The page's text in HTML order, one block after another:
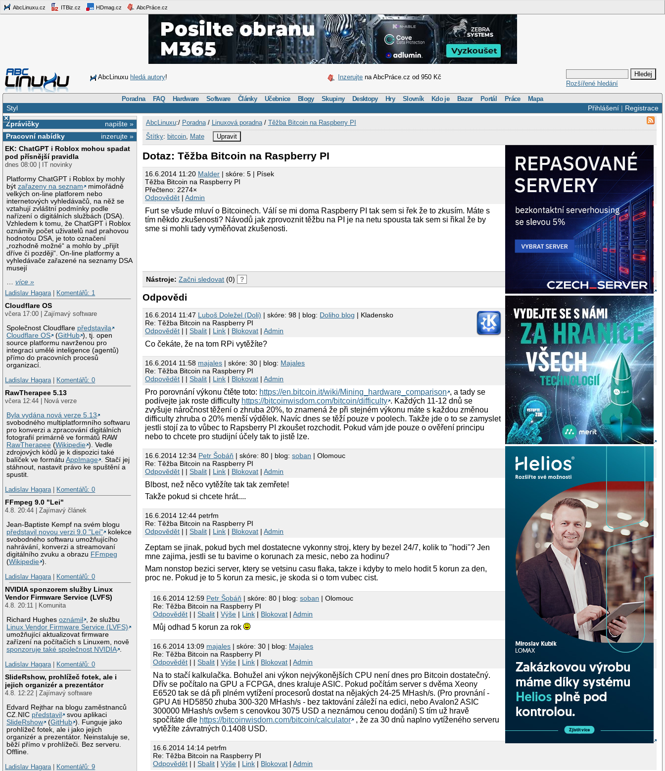
AbcLinuxu.cz ITBiz.cz HDmag.cz AbcPráce.cz
AbcLinuxu hledá autory! Inzerujte na AbcPráce.cz od 950 Kč
Rozšířené hledání
Poradna FAQ Hardware Software Články Učebnice Blogy Skupiny Desktopy Hry Slovník Kdo je Bazar Portál Práce Mapa
Přihlášení| Registrace
Styl
×
napište »
Zprávičky
inzerujte »
Pracovní nabídky
EK: ChatGPT i Roblox mohou spadat
pod přísnější pravidla
dnes 08:00 | IT novinky
Platformy ChatGPT i Roblox by mohly
býtzařazeny na seznam
mimořádně
velkých on-line platforem nebo
internetových vyhledávačů, na něž se
vztahují zvláštní podmínky podle
nařízení o digitálních službách (DSA).
Vzhledem k tomu, že ChatGPT i Roblox
oznámily počet uživatelů nad prahovou
hodnotou DSA, je toto označení
„rozhodně možné“ a mohlo by „přijít
dříve či později“. On-line platformy a
vyhledávače zařazené na seznamy DSA
musejí
…více »
Ladislav Hagara
Komentářů: 1
Cloudflare OS
včera 17:00 | Zajímavý software
Společnost Cloudflare představila
Cloudflare OS
(GitHub ), tj. open
source platformu navrženou pro
integraci umělé inteligence (agentů)
přímo do pracovních procesů
organizací.
Ladislav Hagara
Komentářů: 0
RawTherapee 5.13
včera 12:44 | Nová verze
Byla vydána nová verze 5.13
svobodného multiplatformního softwaru
pro konverzi a zpracování digitálních
fotografií primárně ve formátů RAW
RawTherapee (Wikipedie ). Vedle
zdrojových kódů je k dispozici také
balíček ve formátuAppImage . Stačí jej
stáhnout, nastavit právo ke spuštění a
spustit.
Ladislav Hagara
Komentářů: 0
FFmpeg 9.0 "Lei"
4.8. 20:44 | Zajímavý článek
Jean-Baptiste Kempf na svém blogu
představil novou verzi 9.0 "Lei"
kolekce
svobodného softwaru umožňujícího
nahrávání, konverzi a streamovaní
digitálního zvuku a obrazu FFmpeg
(Wikipedie ).
Ladislav Hagara
Komentářů: 0
NVIDIA sponzorem služby Linux
Vendor Firmware Service (LVFS)
4.8. 20:11 | Komunita
Richard Hughesoznámil
, že službu
Linux Vendor Firmware Service (LVFS)
umožňující aktualizovat firmware
zařízení na počítačích s Linuxem, nově
sponzoruje také společnost NVIDIA .
Ladislav Hagara | Komentářů: 0
SlideRshow, prohlížeč fotek, ale i
jejich organizér a prezentátor
4.8. 12:22 | Zajímavý software
Edvard Rejthar na blogu zaměstnanců
CZ.NIC představil
svou aplikaci
SlideRshow
(GitHub ). Funguje jako
prohlížeč fotek, ale i jako jejich
organizér a prezentátor. Neinstaluje se,
běží přímo v prohlížeči. Bez serveru.
Offline.
Ladislav Hagara | Komentářů: 9
AbcLinuxu:/ Poradna/ Linuxová poradna/ Těžba Bitcoin na Raspberry PI
Štítky: bitcoin, Mate Upravit
Dotaz: Těžba Bitcoin na Raspberry PI
16.6.2014 11:20 Malder | skóre: 5 | Písek
Těžba Bitcoin na Raspberry PI
Přečteno: 2274×
Odpovědět |Admin
Furt se všude mluví o Bitcoinech. Válí se mi doma Raspberry PI tak sem si řek že to zkusím. Máte s
tím někdo zkušenosti? Návodů jak zprovoznit těžbu na PI je na netu spousta tak sem si řikal že by
sme si mohli tady vyměňovat zkušenosti.
Nástroje: Začni sledovat (0) ?
Odpovědi
16.6.2014 11:47 Luboš Doležel (Doli) | skóre: 98 | blog: Doliho blog | Kladensko
Re: Těžba Bitcoin na Raspberry PI
Odpovědět | |Sbalit | Link | Blokovat |Admin
Co čekáte, že na tom RPi vytěžíte?
16.6.2014 11:58 majales | skóre: 30 | blog: Majales
Re: Těžba Bitcoin na Raspberry PI
Odpovědět | |Sbalit | Link | Blokovat |Admin
Pro porovnání výkonu čtěte toto: https://en.bitcoin.it/wiki/Mining_hardware_comparison , a tady se
podívejte jak roste difficulty https://bitcoinwisdom.com/bitcoin/difficulty . Každých 11-12 dnů se
zvyšuje náročnost těžení o zhruba 20%, to znamená že při stejném výkonu máte s každou změnou
difficulty zhruba o 20% menší výdělek. Navíc dnes se těží pouze v poolech. Takže jde o to se zamyslet
jestli stojí za to vůbec to Rapsberry PI zkoušet rozchodit. Pokud vám jde pouze o ověření principu
nebo to chcete pro studijní účely tak to jistě lze.
16.6.2014 12:34 Petr Šobáň | skóre: 80 | blog:soban | Olomouc
Re: Těžba Bitcoin na Raspberry PI
Odpovědět | |Sbalit | Link | Blokovat |Admin
Blbost, než něco vytěžíte tak tak zemřete!
Takže pokud si chcete hrát....
16.6.2014 12:44 petrfm
Re: Těžba Bitcoin na Raspberry PI
Odpovědět | |Sbalit | Link | Blokovat |Admin
Zeptam se jinak, pokud bych mel dostatecne vykonny stroj, ktery by bezel 24/7, kolik to "hodi"? Jen
mne zajima, jestli se tu bavime o korunach za mesic, nebo za hodinu?
Mam nonstop bezici server, ktery se vetsinu casu flaka, takze i kdyby to melo hodit 5 korun za den,
proc ne. Pokud je to 5 korun za mesic, je skoda si o tom vubec cist.
16.6.2014 12:59 Petr Šobáň | skóre: 80 | blog:soban | Olomouc
Re: Těžba Bitcoin na Raspberry PI
Odpovědět | |Sbalit |Výše | Link | Blokovat |Admin
Můj odhad 5 korun za rok
16.6.2014 13:09 majales | skóre: 30 | blog: Majales
Re: Těžba Bitcoin na Raspberry PI
Odpovědět | |Sbalit |Výše | Link | Blokovat |Admin
Na to stačí kalkulačka. Bohužel ani výkon nejvýkonějších CPU není dnes pro Bitcoin dostatečný.
Dřív se počítalo na GPU a FCPGA, dnes kraluje ASIC. Pokud počítám server s dvěma Xeony
E6520 tak se dá při plném vytížení procesorů dostat na nějakých 24-25 MHash/s. (Pro provnání -
GPU Ati HD5850 zhuba 300-320 MHash/s - bez taktování záleží na edici, nebo Avalon2 ASIC
300000 MHash/s ovšem s cenovkou 3075 USD a neznámou cenou dodání) S tím už hravě
spočítáte dle https://bitcoinwisdom.com/bitcoin/calculator
, že za 30 dnů naplno vytíženého serveru
vytěžíte závratných 0.1408 USD.
16.6.2014 14:14 petrfm
Re: Těžba Bitcoin na Raspberry PI
Odpovědět | |Sbalit |Výše | Link | Blokovat |Admin